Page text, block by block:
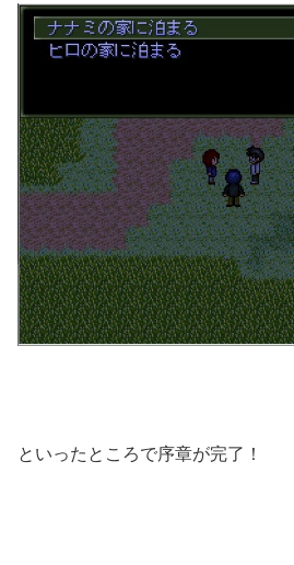
といったところで序章が完了！